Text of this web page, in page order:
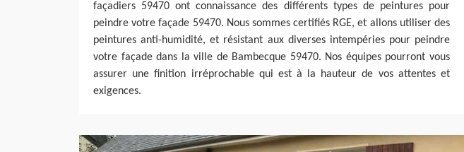
façadiers 59470 ont connaissance des différents types de peintures pour
peindre votre façade 59470. Nous sommes certifiés RGE, et allons utiliser des
peintures anti-humidité, et résistant aux diverses intempéries pour peindre
votre façade dans la ville de Bambecque 59470. Nos équipes pourront vous
assurer une finition irréprochable qui est à la hauteur de vos attentes et
exigences.